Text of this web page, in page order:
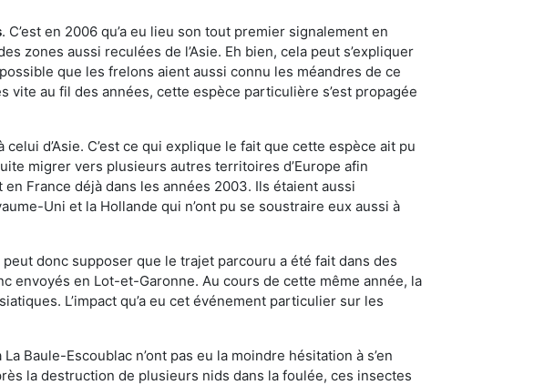
. C’est en 2006 qu’a eu lieu son tout premier signalement en
zones aussi reculées de l’Asie. Eh bien, cela peut s’expliquer
que les frelons aient aussi connu les méandres de ce
vite au fil des années, cette espèce particulière s’est propagée
d’Asie. C’est ce qui explique le fait que cette espèce ait pu
migrer vers plusieurs autres territoires d’Europe afin
France déjà dans les années 2003. Ils étaient aussi
Uni et la Hollande qui n’ont pu se soustraire eux aussi à
peut donc supposer que le trajet parcouru a été fait dans des
envoyés en Lot-et-Garonne. Au cours de cette même année, la
L’impact qu’a eu cet événement particulier sur les
Baule-Escoublac n’ont pas eu la moindre hésitation à s’en
la destruction de plusieurs nids dans la foulée, ces insectes